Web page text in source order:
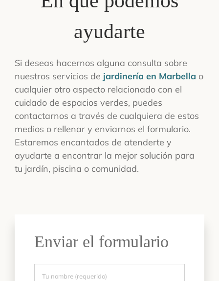
ayudarte
Si deseas hacernos alguna consulta sobre
nuestros servicios de jardinería en Marbella o
cualquier otro aspecto relacionado con el
cuidado de espacios verdes, puedes
contactarnos a través de cualquiera de estos
medios o rellenar y enviarnos el formulario.
Estaremos encantados de atenderte y
ayudarte a encontrar la mejor solución para
tu jardín, piscina o comunidad.
Enviar el formulario